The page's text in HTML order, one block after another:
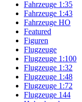
Fahrzeuge 1:35
Fahrzeuge 1:43
Fahrzeuge HO
Featured
Figuren
Flugzeuge
Flugzeuge 1:100
Flugzeuge 1:32
Flugzeuge 1:48
Flugzeuge 1:72
Flugzeuge 144